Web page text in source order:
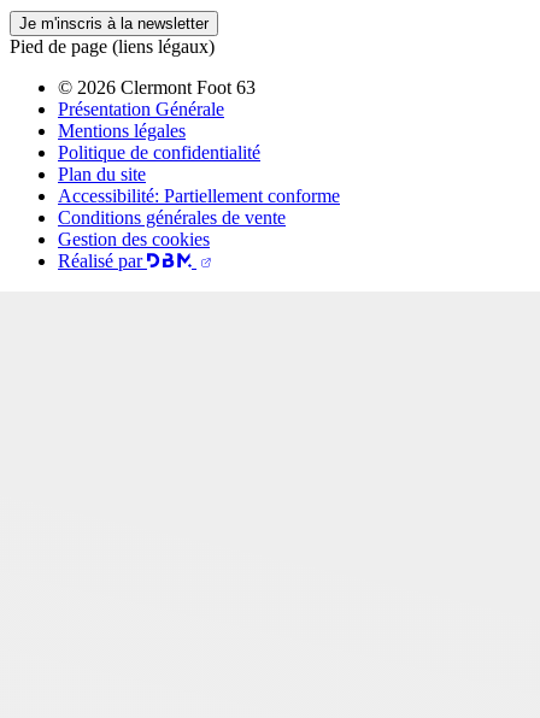
Je m'inscris à la newsletter
Pied de page (liens légaux)
© 2026 Clermont Foot 63
Présentation Générale
Mentions légales
Politique de confidentialité
Plan du site
Accessibilité: Partiellement conforme
Conditions générales de vente
Gestion des cookies
Réalisé par